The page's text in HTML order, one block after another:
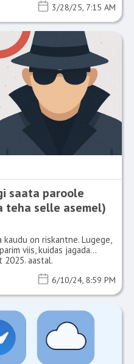
3/28/25, 7:15 AM
saata paroole
teha selle asemel)
on riskantne. Lugege,
viis, kuidas jagada
aastal.
6/10/24, 8:59 PM